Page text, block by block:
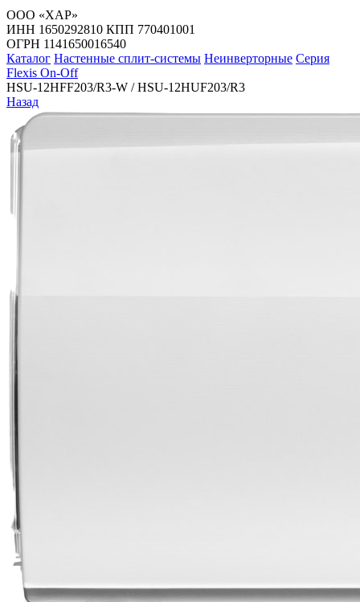
ООО «ХАР»
ИНН 1650292810 КПП 770401001
ОГРН 1141650016540
Каталог Настенные сплит-системы Неинверторные Серия
Flexis On-Off
HSU-12HFF203/R3-W / HSU-12HUF203/R3
Назад